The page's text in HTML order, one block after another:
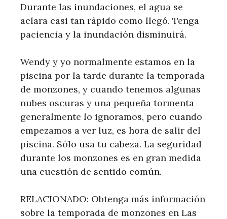
Durante las inundaciones, el agua se
aclara casi tan rápido como llegó. Tenga
paciencia y la inundación disminuirá.
Wendy y yo normalmente estamos en la
piscina por la tarde durante la temporada
de monzones, y cuando tenemos algunas
nubes oscuras y una pequeña tormenta
generalmente lo ignoramos, pero cuando
empezamos a ver luz, es hora de salir del
piscina. Sólo usa tu cabeza. La seguridad
durante los monzones es en gran medida
una cuestión de sentido común.
RELACIONADO: Obtenga más información
sobre la temporada de monzones en Las